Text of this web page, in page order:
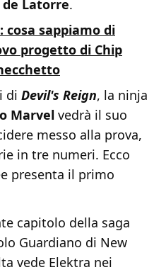
de Latorre.
cosa sappiamo di
progetto di Chip
di Devil's Reign, la ninja
Marvel vedrà il suo
messo alla prova,
in tre numeri. Ecco
presenta il primo
capitolo della saga
Guardiano di New
vede Elektra nei